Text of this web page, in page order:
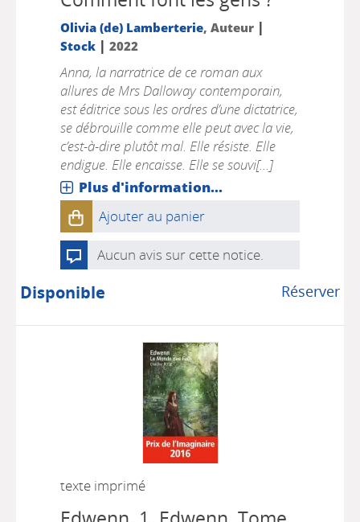
Olivia (de) Lamberterie, Auteur |
Stock| 2022
Anna, la narratrice de ce roman aux
allures de Mrs Dalloway contemporain,
est éditrice sous les ordres d’une dictatrice,
se débrouille comme elle peut avec la vie,
c’est-à-dire plutôt mal. Elle résiste. Elle
endigue. Elle encaisse. Elle se souvi[...]
Plus d'information...
Ajouter au panier
Aucun avis sur cette notice.
Réserver
Disponible
texte imprimé